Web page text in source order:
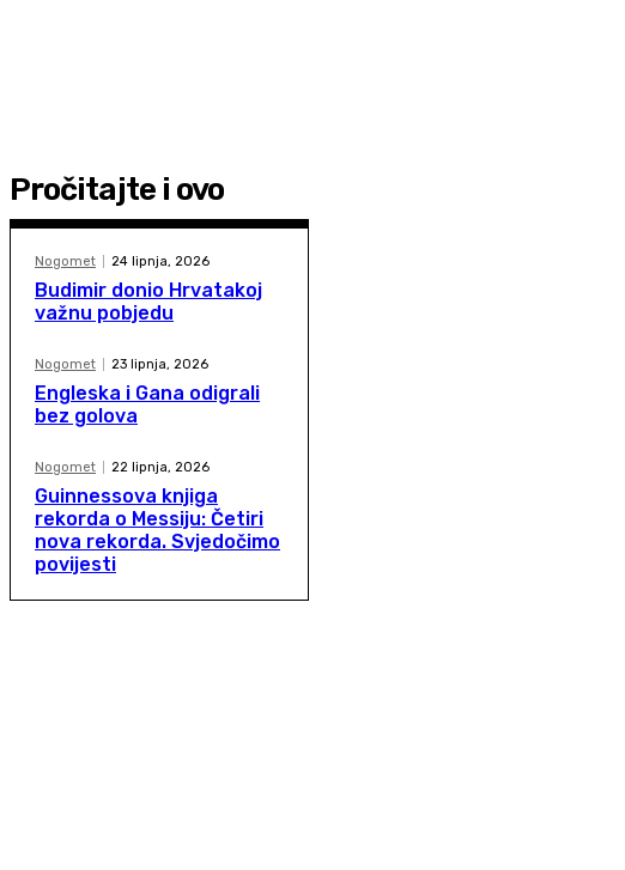
Pročitajte i ovo
Nogomet 24 lipnja, 2026
Budimir donio Hrvatakoj
važnu pobjedu
Nogomet 23 lipnja, 2026
Engleska i Gana odigrali
bez golova
Nogomet 22 lipnja, 2026
Guinnessova knjiga
rekorda o Messiju: Četiri
nova rekorda. Svjedočimo
povijesti